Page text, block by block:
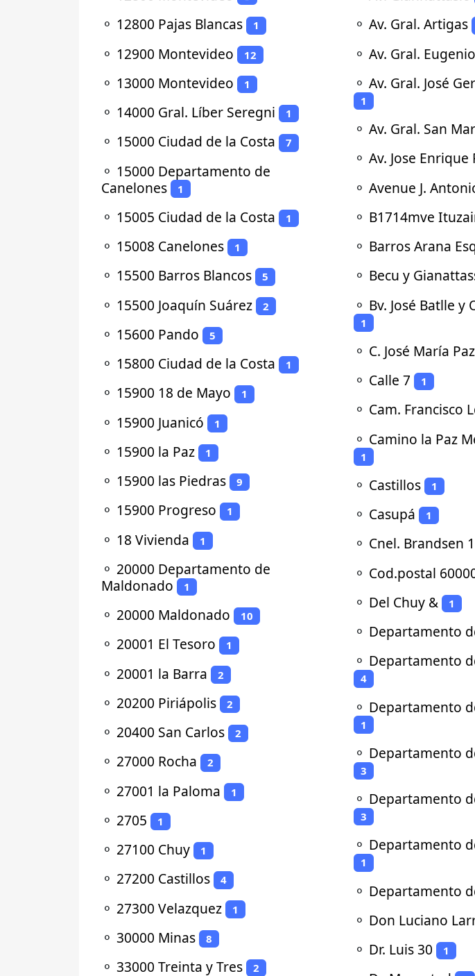
⚬ 12800 Pajas Blancas 1
⚬ 12900 Montevideo 12
⚬ 13000 Montevideo 1
⚬ 14000 Gral. Líber Seregni 1
⚬ 15000 Ciudad de la Costa 7
⚬ 15000 Departamento de
Canelones
1
⚬ 15005 Ciudad de la Costa 1
⚬ 15008 Canelones 1
⚬ 15500 Barros Blancos 5
⚬ 15500 Joaquín Suárez 2
⚬ 15600 Pando 5
⚬ 15800 Ciudad de la Costa 1
⚬ 15900 18 de Mayo 1
⚬ 15900 Juanicó 1
⚬ 15900 la Paz 1
⚬ 15900 las Piedras 9
⚬ 15900 Progreso 1
⚬ 18 Vivienda 1
⚬ 20000 Departamento de
Maldonado
1
⚬ 20000 Maldonado 10
⚬ 20001 El Tesoro 1
⚬ 20001 la Barra 2
⚬ 20200 Piriápolis 2
⚬ 20400 San Carlos 2
⚬ 27000 Rocha 2
⚬ 27001 la Paloma 1
⚬ 2705 1
⚬ 27100 Chuy 1
⚬ 27200 Castillos 4
⚬ 27300 Velazquez 1
⚬ 30000 Minas 8
⚬ 33000 Treinta y Tres 2
⚬ Av. Gral. Artigas
⚬ Av. Gral.
⚬ Av. Gral. José
1
⚬ Av. Gral. San
⚬ Av. Jose Enrique
⚬ Avenue J.
⚬ B1714mve
⚬ Barros Arana
⚬ Becu y
⚬ Bv. José Batlle y
1
⚬ C. José María
⚬ Calle 7 1
⚬ Cam. Francisco
⚬ Camino la Paz
1
⚬ Castillos 1
⚬ Casupá 1
⚬ Cnel. Brandsen
⚬ Cod.postal
⚬ Del Chuy & 1
⚬ Departamento
⚬ Departamento
4
⚬ Departamento
1
⚬ Departamento
3
⚬ Departamento
3
⚬ Departamento
1
⚬ Departamento
⚬ Don Luciano
⚬ Dr. Luis 30 1